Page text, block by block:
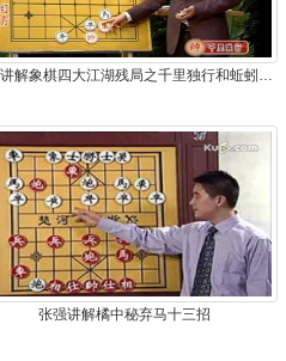
张强讲解象棋四大江湖残局之千里独行和蚯蚓降龙
张强讲解橘中秘弃马十三招